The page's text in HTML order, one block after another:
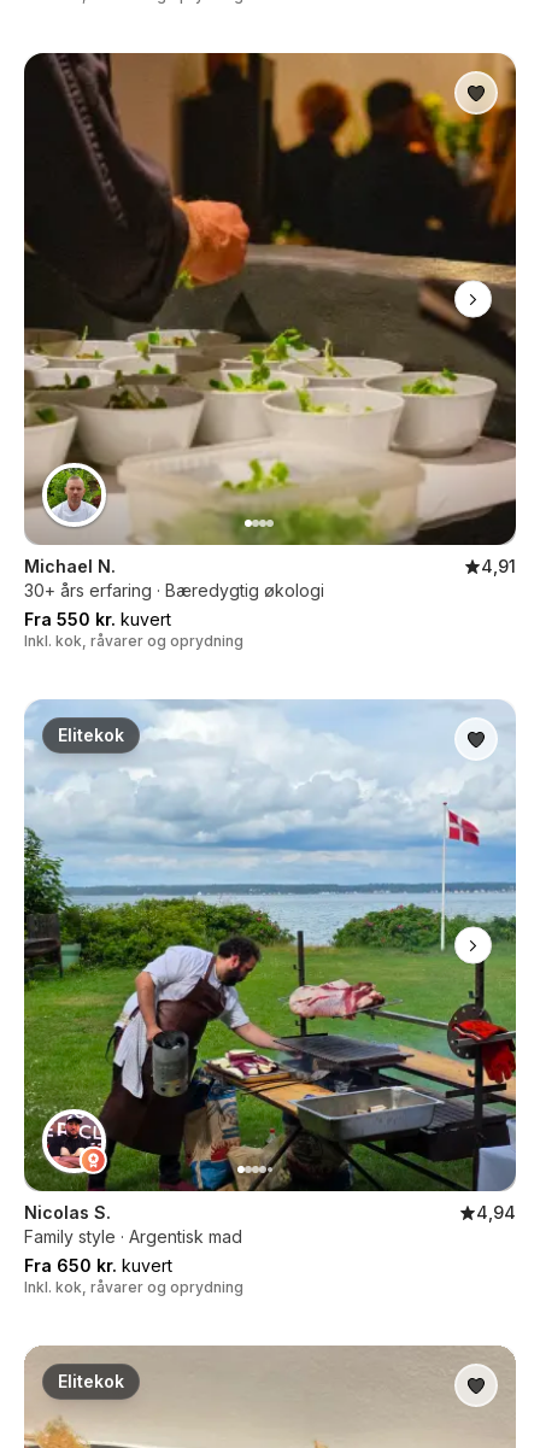
Michael N.
4,91
30+ års erfaring · Bæredygtig økologi
Fra 550 kr. kuvert
Inkl. kok, råvarer og oprydning
Elitekok
Nicolas S.
4,94
Family style · Argentisk mad
Fra 650 kr. kuvert
Inkl. kok, råvarer og oprydning
Elitekok